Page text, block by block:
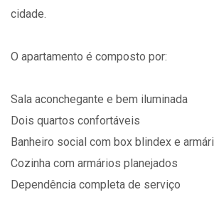
cidade.
O apartamento é composto por:
Sala aconchegante e bem iluminada
Dois quartos confortáveis
Banheiro social com box blindex e
Cozinha com armários planejados
Dependência completa de serviço